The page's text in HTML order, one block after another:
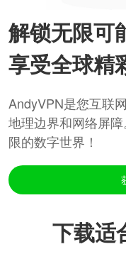
解锁无限可
享受全球精
AndyVPN是您互联
地理边界和网络屏
限的数字世界！
下载适